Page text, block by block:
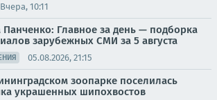
Вчера, 10:11
Панченко: Главное за день — подборка
зарубежных СМИ за 5 августа
05.08.2026, 21:15
зоопарке поселилась
украшенных шипохвостов